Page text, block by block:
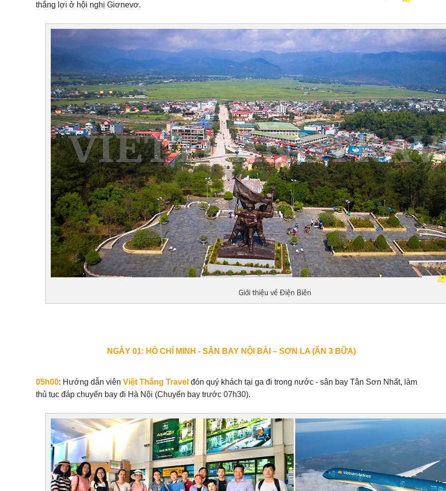
thắng lợi ở hội nghị Giơnevơ.
Giới thiệu về Điện Biên
NGÀY 01: HỒ CHÍ MINH - SÂN BAY NỘI BÀI – SƠN LA (ĂN 3 BỮA)
05h00: Hướng dẫn viên Việt Thắng Travel đón quý khách tại ga đi trong nước - sân bay Tân Sơn Nhất, làm
thủ tục đáp chuyến bay đi Hà Nội (Chuyến bay trước 07h30).